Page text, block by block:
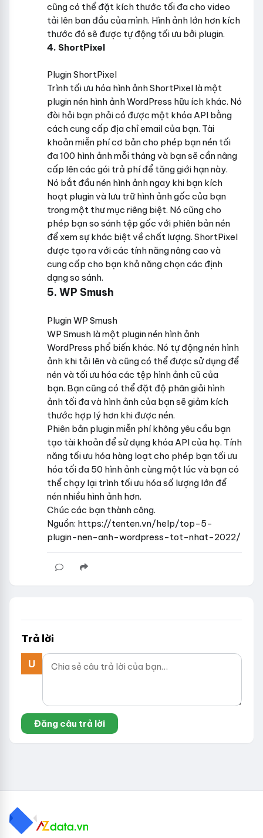
cũng có thể đặt kích thước tối đa cho video
tải lên ban đầu của mình. Hình ảnh lớn hơn kích
thước đó sẽ được tự động tối ưu bởi plugin.
4. ShortPixel
Plugin ShortPixel
Trình tối ưu hóa hình ảnh ShortPixel là một
plugin nén hình ảnh WordPress hữu ích khác. Nó
đòi hỏi bạn phải có được một khóa API bằng
cách cung cấp địa chỉ email của bạn. Tài
khoản miễn phí cơ bản cho phép bạn nén tối
đa 100 hình ảnh mỗi tháng và bạn sẽ cần nâng
cấp lên các gói trả phí để tăng giới hạn này.
Nó bắt đầu nén hình ảnh ngay khi bạn kích
hoạt plugin và lưu trữ hình ảnh gốc của bạn
trong một thư mục riêng biệt. Nó cũng cho
phép bạn so sánh tệp gốc với phiên bản nén
để xem sự khác biệt về chất lượng. ShortPixel
được tạo ra với các tính năng nâng cao và
cung cấp cho bạn khả năng chọn các định
dạng so sánh.
5. WP Smush
Plugin WP Smush
WP Smush là một plugin nén hình ảnh
WordPress phổ biến khác. Nó tự động nén hình
ảnh khi tải lên và cũng có thể được sử dụng để
nén và tối ưu hóa các tệp hình ảnh cũ của
bạn. Bạn cũng có thể đặt độ phân giải hình
ảnh tối đa và hình ảnh của bạn sẽ giảm kích
thước hợp lý hơn khi được nén.
Phiên bản plugin miễn phí không yêu cầu bạn
tạo tài khoản để sử dụng khóa API của họ. Tính
năng tối ưu hóa hàng loạt cho phép bạn tối ưu
hóa tối đa 50 hình ảnh cùng một lúc và bạn có
thể chạy lại trình tối ưu hóa số lượng lớn để
nén nhiều hình ảnh hơn.
Chúc các bạn thành công.
Nguồn: https://tenten.vn/help/top-5-
plugin-nen-anh-wordpress-tot-nhat-2022/
Trả lời